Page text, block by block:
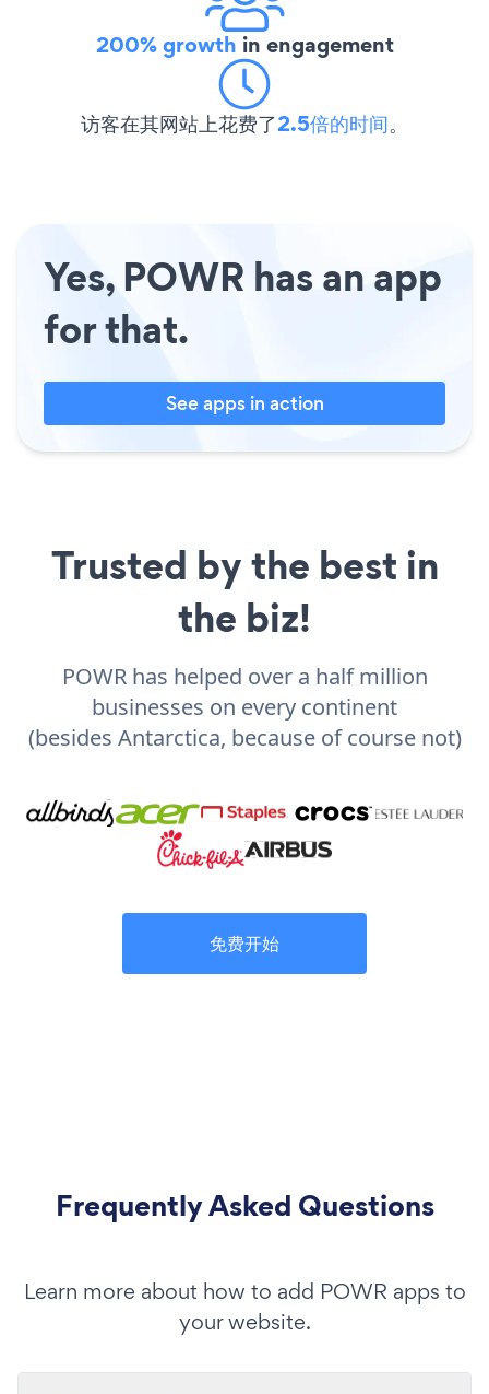
200% growth in engagement
访客在其网站上花费了2.5倍的时间。
Yes, POWR has an app
for that.
See apps in action
Trusted by the best in
the biz!
POWR has helped over a half million
businesses on every continent
(besides Antarctica, because of course not)
免费开始
Frequently Asked Questions
Learn more about how to add POWR apps to
your website.